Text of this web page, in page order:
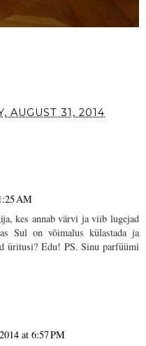
AUGUST 31, 2014
AM
kes annab värvi ja viib lugejad
Sul on võimalus külastada ja
üritusi? Edu! PS. Sinu parfüümi
at 6:57 PM